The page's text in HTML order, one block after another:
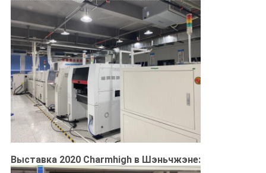
Выставка 2020 Charmhigh в Шэньчжэне: